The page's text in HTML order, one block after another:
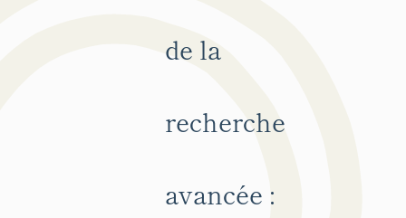
de la
recherche
avancée :